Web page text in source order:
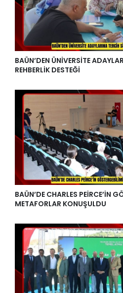
BAÜN’DEN ÜNİVERSİTE
REHBERLİK DESTEĞİ
BAÜN’DE CHARLES PEİRCE’İN
METAFORLAR KONUŞULDU